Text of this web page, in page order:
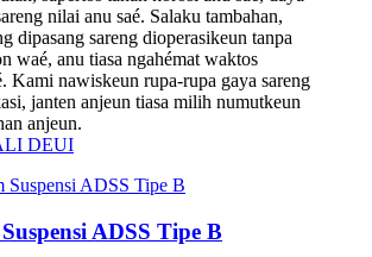
nilai anu saé. Salaku tambahan,
dipasang sareng dioperasikeun tanpa
waé, anu tiasa ngahémat waktos
Kami nawiskeun rupa-rupa gaya sareng
janten anjeun tiasa milih numutkeun
anjeun.
DEUI
ADSS Tipe B